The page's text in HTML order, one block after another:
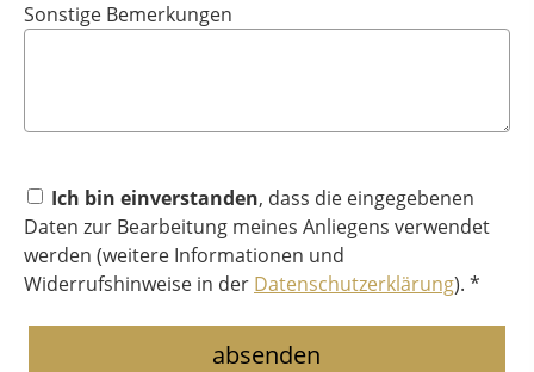
Sonstige Bemerkungen
Ich bin einverstanden, dass die eingegebenen
Daten zur Bearbeitung meines Anliegens verwendet
werden (weitere Informationen und
Widerrufshinweise in der Datenschutzerklärung). *
absenden